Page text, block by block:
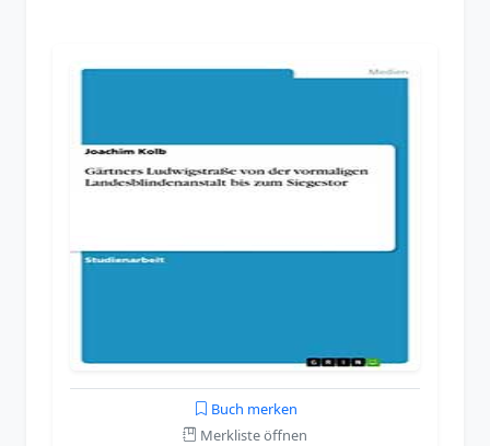
Buch merken
Merkliste öffnen